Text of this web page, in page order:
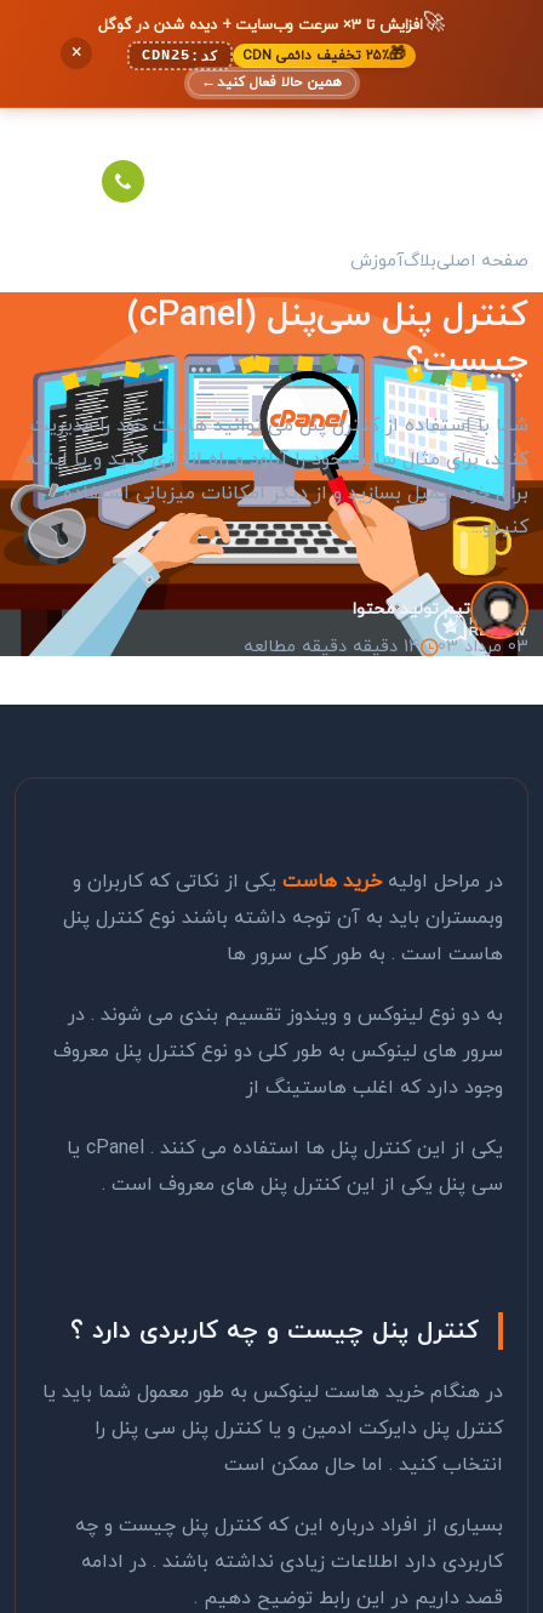
🚀افزایش تا ۳× سرعت وب‌سایت + دیده شدن در گوگل
🎁۲۵٪ تخفیف دائمی CDN کد: CDN25
همین حالا فعال کنید←
×
صفحه اصلیبلاگآموزش
کنترل پنل سی‌پنل (cPanel)
چیست؟
شما با استفاده از کنترل پنل می توانید هاست خود را مدیریت
کنید، برای مثال سایت خود را آپلود و راه اندازی کنید و یا اینکه
برای خود ایمیل بسازید و از دیگر امکانات میزبانی استفاده
کنیدو...
تیم تولید محتوا
03 مرداد 03 14 دقیقه دقیقه مطالعه
در مراحل اولیهخرید هاست یکی از نکاتی که کاربران و
وبمستران باید به آن توجه داشته باشند نوع کنترل پنل
هاست است . به طور کلی سرور ها
به دو نوع لینوکس و ویندوز تقسیم بندی می شوند . در
سرور های لینوکس به طور کلی دو نوع کنترل پنل معروف
وجود دارد که اغلب هاستینگ از
یکی از این کنترل پنل ها استفاده می کنند . cPanel یا
سی پنل یکی از این کنترل پنل های معروف است .
کنترل‌ پنل چیست و چه کاربردی دارد ؟
در هنگام خرید هاست لینوکس به طور معمول شما باید یا
کنترل پنل دایرکت ادمین و یا کنترل پنل سی پنل را
انتخاب کنید . اما حال ممکن است
بسیاری از افراد درباره این که کنترل پنل چیست و چه
کاربردی دارد اطلاعات زیادی نداشته باشند . در ادامه
قصد داریم در این رابط توضیح دهیم .